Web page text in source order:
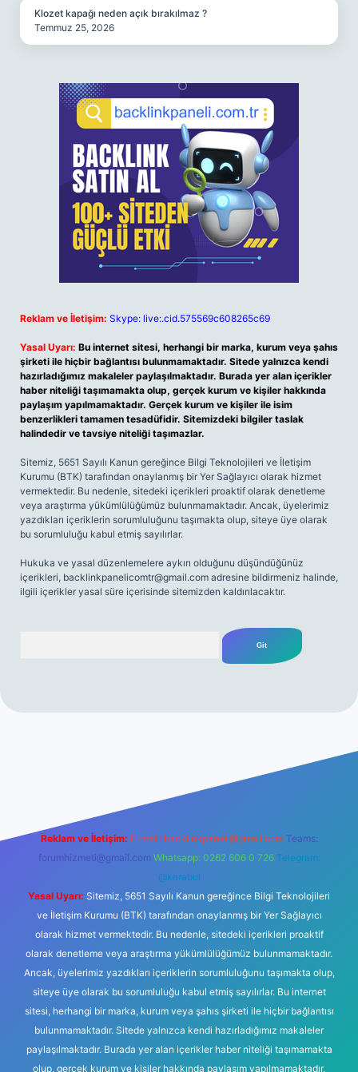
Klozet kapağı neden açık bırakılmaz ?
Temmuz 25, 2026
Reklam ve İletişim: Skype: live:.cid.575569c608265c69
Yasal Uyarı: Bu internet sitesi, herhangi bir marka, kurum veya şahıs
şirketi ile hiçbir bağlantısı bulunmamaktadır. Sitede yalnızca kendi
hazırladığımız makaleler paylaşılmaktadır. Burada yer alan içerikler
haber niteliği taşımamakta olup, gerçek kurum ve kişiler hakkında
paylaşım yapılmamaktadır. Gerçek kurum ve kişiler ile isim
benzerlikleri tamamen tesadüfidir. Sitemizdeki bilgiler taslak
halindedir ve tavsiye niteliği taşımazlar.
Sitemiz, 5651 Sayılı Kanun gereğince Bilgi Teknolojileri ve İletişim
Kurumu (BTK) tarafından onaylanmış bir Yer Sağlayıcı olarak hizmet
vermektedir. Bu nedenle, sitedeki içerikleri proaktif olarak denetleme
veya araştırma yükümlülüğümüz bulunmamaktadır. Ancak, üyelerimiz
yazdıkları içeriklerin sorumluluğunu taşımakta olup, siteye üye olarak
bu sorumluluğu kabul etmiş sayılırlar.
Hukuka ve yasal düzenlemelere aykırı olduğunu düşündüğünüz
içerikleri, backlinkpanelicomtr@gmail.com adresine bildirmeniz halinde,
ilgili içerikler yasal süre içerisinde sitemizden kaldırılacaktır.
Reklam ve İletişim: E-mail: backlinkpaneli@gmail.com Teams:
forumhizmeti@gmail.com Whatsapp: 0262 606 0 726 Telegram:
@karabul
Yasal Uyarı: Sitemiz, 5651 Sayılı Kanun gereğince Bilgi Teknolojileri
ve İletişim Kurumu (BTK) tarafından onaylanmış bir Yer Sağlayıcı
olarak hizmet vermektedir. Bu nedenle, sitedeki içerikleri proaktif
olarak denetleme veya araştırma yükümlülüğümüz bulunmamaktadır.
Ancak, üyelerimiz yazdıkları içeriklerin sorumluluğunu taşımakta olup,
siteye üye olarak bu sorumluluğu kabul etmiş sayılırlar. Bu internet
sitesi, herhangi bir marka, kurum veya şahıs şirketi ile hiçbir bağlantısı
bulunmamaktadır. Sitede yalnızca kendi hazırladığımız makaleler
paylaşılmaktadır. Burada yer alan içerikler haber niteliği taşımamakta
olup, gerçek kurum ve kişiler hakkında paylaşım yapılmamaktadır.